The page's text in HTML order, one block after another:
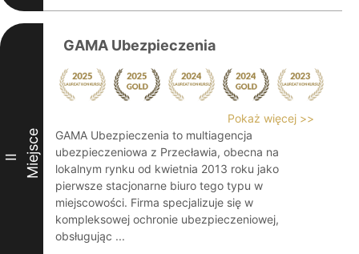
II Miejsce
GAMA Ubezpieczenia
Pokaż więcej >>
GAMA Ubezpieczenia to multiagencja
ubezpieczeniowa z Przecławia, obecna na
lokalnym rynku od kwietnia 2013 roku jako
pierwsze stacjonarne biuro tego typu w
miejscowości. Firma specjalizuje się w
kompleksowej ochronie ubezpieczeniowej,
obsługując ...